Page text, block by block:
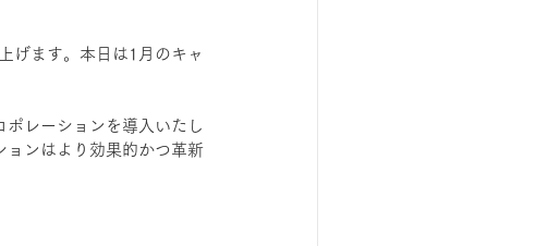
げます。本日は1月のキャ
レーションを導入いたし
ョンはより効果的かつ革新